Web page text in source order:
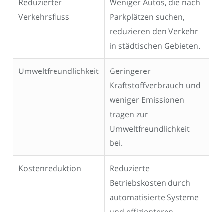
Reduzierter
Verkehrsfluss
Weniger Autos, die nach
Parkplätzen suchen,
reduzieren den Verkehr
in städtischen Gebieten.
Umweltfreundlichkeit
Geringerer
Kraftstoffverbrauch und
weniger Emissionen
tragen zur
Umweltfreundlichkeit
bei.
Kostenreduktion
Reduzierte
Betriebskosten durch
automatisierte Systeme